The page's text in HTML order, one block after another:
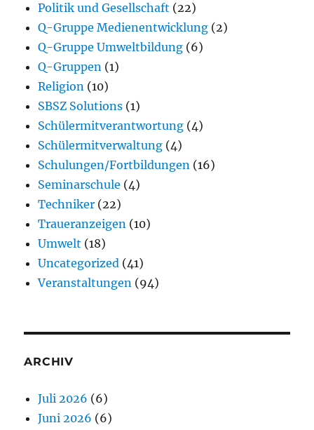
Politik und Gesellschaft (22)
Q-Gruppe Medienentwicklung (2)
Q-Gruppe Umweltbildung (6)
Q-Gruppen (1)
Religion (10)
SBSZ Solutions (1)
Schülermitverantwortung (4)
Schülermitverwaltung (4)
Schulungen/Fortbildungen (16)
Seminarschule (4)
Techniker (22)
Traueranzeigen (10)
Umwelt (18)
Uncategorized (41)
Veranstaltungen (94)
ARCHIV
Juli 2026 (6)
Juni 2026 (6)